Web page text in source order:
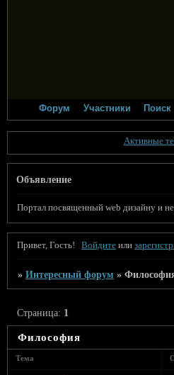
Форум Участники Поиск
Активные
Объявление
Портал посвященный web дизайну и
Привет, Гость! Войдите или
»Интересный форум »
Философия
Страница: 1
Тема